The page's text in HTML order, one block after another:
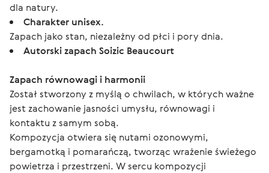
dla natury.
Charakter unisex.
Zapach jako stan, niezależny od płci i pory dnia.
Autorski zapach Soizic Beaucourt
Zapach równowagi i harmonii
Został stworzony z myślą o chwilach, w których ważne
jest zachowanie jasności umysłu, równowagi i
kontaktu z samym sobą.
Kompozycja otwiera się nutami ozonowymi,
bergamotką i pomarańczą, tworząc wrażenie świeżego
powietrza i przestrzeni. W sercu kompozycji